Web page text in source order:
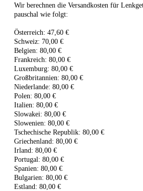
Wir berechnen die Versandkosten für
pauschal wie folgt:
Österreich: 47,60 €
Schweiz: 70,00 €
Belgien: 80,00 €
Frankreich: 80,00 €
Luxemburg: 80,00 €
Großbritannien: 80,00 €
Niederlande: 80,00 €
Polen: 80,00 €
Italien: 80,00 €
Slowakei: 80,00 €
Slowenien: 80,00 €
Tschechische Republik: 80,00 €
Griechenland: 80,00 €
Irland: 80,00 €
Portugal: 80,00 €
Spanien: 80,00 €
Bulgarien: 80,00 €
Estland: 80,00 €